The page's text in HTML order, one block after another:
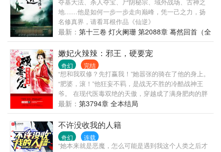
地……他是如何一步一步走向巅峰，凭一己之力，扬
名修真界，请看耳根作品《仙逆》
最新： 第十三卷 灯火阑珊 第2088章 蓦然回首（全
书完）
嫩妃火辣辣：邪王，硬要宠
奇幻 完结
“想和我双修？先打赢我！”她嚣张的骑在了他的身上。
“肥婆，滚！”他狂妄不羁，是战无不胜的冷酷战神王
爷。 在现代医毒双绝的天傲，穿越成了满身肥肉的胖
王妃，遭到当朝最强王爷的嫌弃。 胖怕什么？减肥就
是，她摇身一变，成为王朝最漂亮的女人！ 半夜，邪
魅王爷想爬床，她一脚踹开他：“滚！” “滚床单，爱
妃！”王爷霸气的抱着她摇的睡榻吱吱响。 她放出生命
瓶的毒蛇对付他：“咬！” “嘴咬嘴，亲亲！”王爷狂野邪
最新： 第3794章 全本结局
不许没收我的人籍
奇幻 连载
“她本来就是恶魔，怎么可能是遇到我这个人类之后才